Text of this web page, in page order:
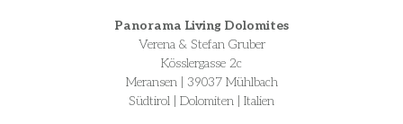
Panorama Living Dolomites
Verena & Stefan Gruber
Kösslergasse 2c
Meransen | 39037 Mühlbach
Südtirol | Dolomiten | Italien